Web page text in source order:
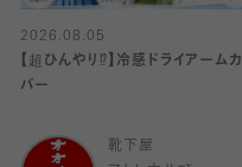
2026.08.05
【超ひんやり⁉︎】冷感ドライアームカ
バー
靴下屋